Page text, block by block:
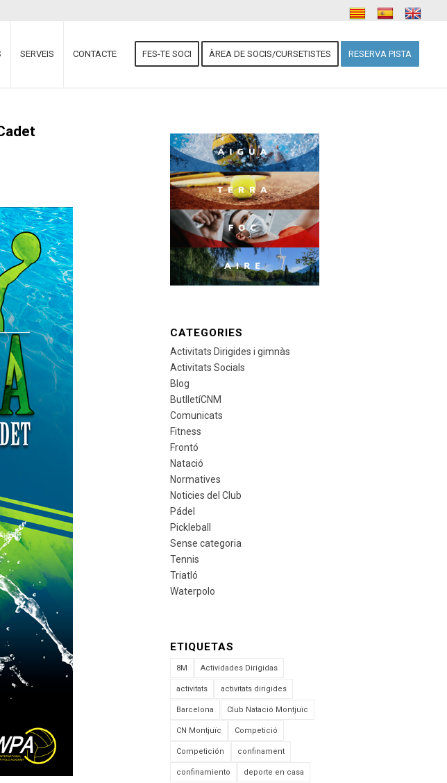
SERVEIS CONTACTE FES-TE SOCI ÀREA DE SOCIS/CURSETISTES RESERVA PISTA
CATEGORIES
Activitats Dirigides i gimnàs
Activitats Socials
Blog
ButlletíCNM
Comunicats
Fitness
Frontó
Natació
Normatives
Noticies del Club
Pádel
Pickleball
Sense categoria
Tennis
Triatló
Waterpolo
ETIQUETAS
8M Actividades Dirigidas
activitats activitats dirigides
Barcelona Club Natació Montjuïc
CN Montjuïc Competició
Competición confinament
confinamiento deporte en casa